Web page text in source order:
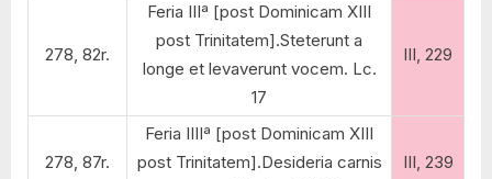
278, 82r.
Feria IIIª [post Dominicam XIII
post Trinitatem].Steterunt a
longe et levaverunt vocem. Lc.
17
III, 229
278, 87r.
Feria IIIIª [post Dominicam XIII
post Trinitatem].Desideria carnis
III, 239